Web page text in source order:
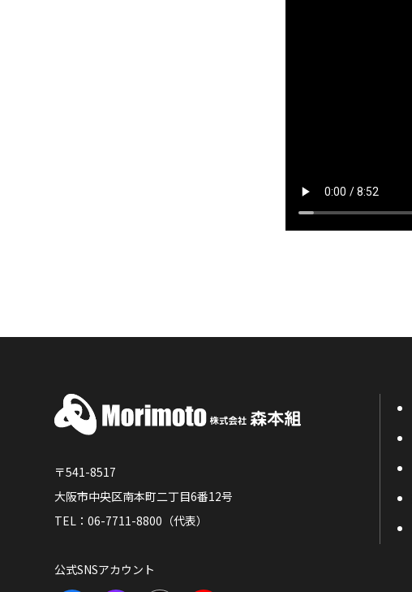
〒541-8517
大阪市中央区南本町二丁目6番12号
TEL：06-7711-8800（代表）
公式SNSアカウント